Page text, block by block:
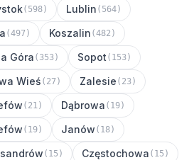
(598) Lublin (564)
(497) Koszalin (482)
Góra (353) Sopot (153)
Wieś (27) Zalesie (23)
(21) Dąbrowa (19)
(19) Janów (18)
(15) Częstochowa (15)